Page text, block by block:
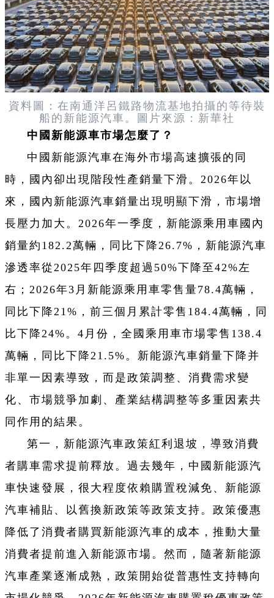
資料圖：在南通洋呂鐵路物流基地拍攝的等待裝
船的新能源汽車。圖片來源：新華社
中國新能源車市場怎麼了？
中國新能源汽車在海外市場高速擴張的同
時，國內卻出現階段性產銷量下滑。2026年以
來，國內新能源汽車銷量出現明顯下滑，市場增
長壓力加大。2026年一季度，新能源乘用車國內
銷量約182.2萬輛，同比下降26.7%，新能源汽車
滲透率從2025年四季度超過50%下降至42%左
右；2026年3月新能源乘用車零售量78.4萬輛，
同比下降21%，前三個月累計零售184.4萬輛，同
比下降24%。4月份，全國乘用車市場零售138.4
萬輛，同比下降21.5%。新能源汽車銷量下降并
非單一因素導致，而是政策調整、消費需求變
化、市場競爭加劇、產業結構調整等多重因素共
同作用的結果。
第一，新能源汽車政策紅利退坡，導致消費
者購車需求提前釋放。過去幾年，中國新能源汽
車快速發展，很大程度依賴購置稅減免、新能源
汽車補貼、以舊換新政策等政策支持。政策優惠
降低了消費者購買新能源汽車的成本，推動大量
消費者提前進入新能源市場。然而，隨著新能源
汽車產業逐漸成熟，政策開始從普惠性支持轉向